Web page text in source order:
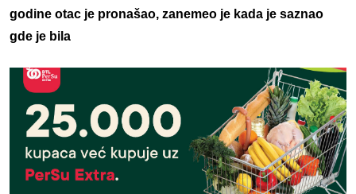
godine otac je pronašao, zanemeo je kada je saznao
gde je bila